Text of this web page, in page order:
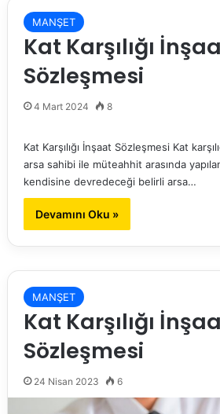
MANŞET
Kat Karşılığı
Sözleşmesi
4 Mart 2024 8
Kat Karşılığı İnşaat Sözleşmesi Kat
arsa sahibi ile müteahhit arasında
kendisine devredeceği belirli arsa…
Devamını Oku »
MANŞET
Kat Karşılığı
Sözleşmesi
24 Nisan 2023 6